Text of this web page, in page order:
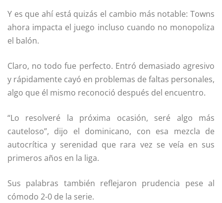
Y es que ahí está quizás el cambio más notable: Towns
ahora impacta el juego incluso cuando no monopoliza
el balón.
Claro, no todo fue perfecto. Entró demasiado agresivo
y rápidamente cayó en problemas de faltas personales,
algo que él mismo reconoció después del encuentro.
“Lo resolveré la próxima ocasión, seré algo más
cauteloso”, dijo el dominicano, con esa mezcla de
autocrítica y serenidad que rara vez se veía en sus
primeros años en la liga.
Sus palabras también reflejaron prudencia pese al
cómodo 2-0 de la serie.